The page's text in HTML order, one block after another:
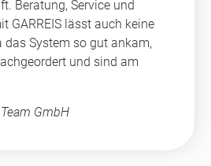
Beratung, Service und
GARREIS lässt auch keine
das System so gut ankam,
und sind am
Team GmbH